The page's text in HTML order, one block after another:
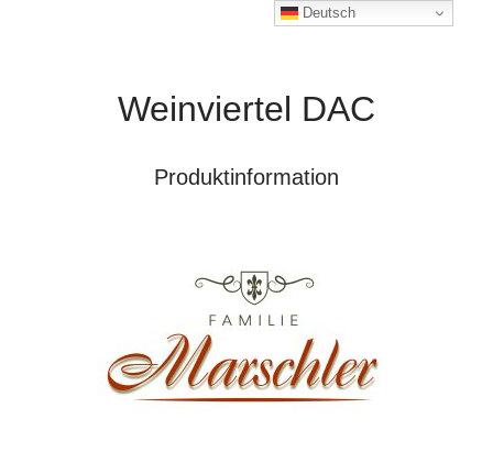
Weinviertel DAC
Produktinformation
Deutsch